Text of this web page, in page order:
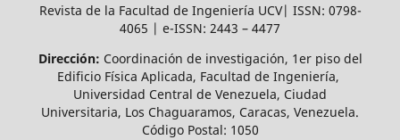
Revista de la Facultad de Ingeniería UCV| ISSN: 0798-
4065 | e-ISSN: 2443 – 4477
Dirección: Coordinación de investigación, 1er piso del
Edificio Física Aplicada, Facultad de Ingeniería,
Universidad Central de Venezuela, Ciudad
Universitaria, Los Chaguaramos, Caracas, Venezuela.
Código Postal: 1050